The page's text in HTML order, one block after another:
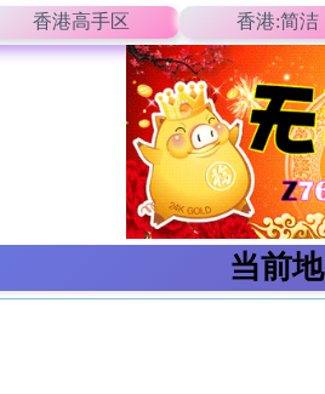
香港高手区 香港:简洁
当前